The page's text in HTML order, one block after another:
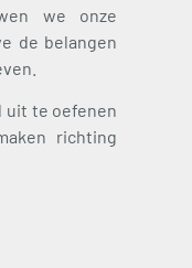
we onze
de belangen
uit te oefenen
richting